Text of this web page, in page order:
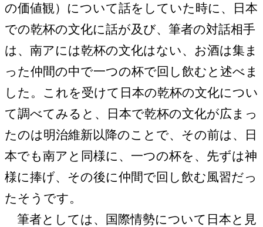
の価値観）について話をしていた時に、日本
での乾杯の文化に話が及び、筆者の対話相手
は、南アには乾杯の文化はない、お酒は集ま
った仲間の中で一つの杯で回し飲むと述べま
した。これを受けて日本の乾杯の文化につい
て調べてみると、日本で乾杯の文化が広まっ
たのは明治維新以降のことで、その前は、日
本でも南アと同様に、一つの杯を、先ずは神
様に捧げ、その後に仲間で回し飲む風習だっ
たそうです。
筆者としては、国際情勢について日本と見